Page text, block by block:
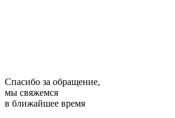
Спасибо за обращение,
мы свяжемся
в ближайшее время